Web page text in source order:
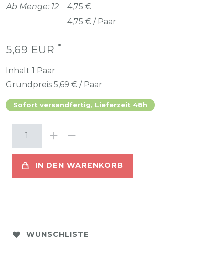
Ab Menge: 12
4,75 €
4,75 € / Paar
5,69 EUR *
Inhalt 1 Paar
Grundpreis 5,69 € / Paar
Sofort versandfertig, Lieferzeit 48h
IN DEN WARENKORB
WUNSCHLISTE